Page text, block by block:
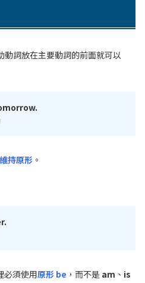
動詞放在主要動詞的前面就可以
持原形 。
必須使用原形 be ，而不是 am 、 is